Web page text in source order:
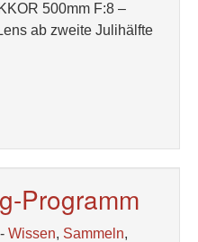
500mm F:8 –
ab zweite Julihälfte
Programm
- Wissen, Sammeln,